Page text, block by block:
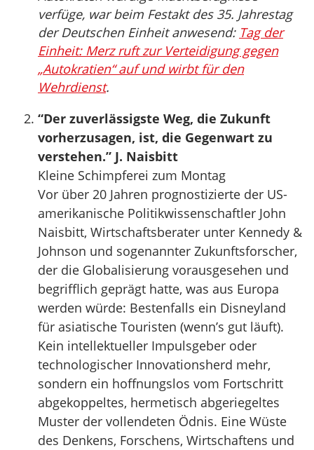
verfüge, war beim Festakt des 35. Jahrestag
der Deutschen Einheit anwesend: Tag der
Einheit: Merz ruft zur Verteidigung gegen
„Autokratien“ auf und wirbt für den
Wehrdienst.
“Der zuverlässigste Weg, die Zukunft
vorherzusagen, ist, die Gegenwart zu
verstehen.” J. Naisbitt
Kleine Schimpferei zum Montag
Vor über 20 Jahren prognostizierte der US-
amerikanische Politikwissenschaftler John
Naisbitt, Wirtschaftsberater unter Kennedy &
Johnson und sogenannter Zukunftsforscher,
der die Globalisierung vorausgesehen und
begrifflich geprägt hatte, was aus Europa
werden würde: Bestenfalls ein Disneyland
für asiatische Touristen (wenn’s gut läuft).
Kein intellektueller Impulsgeber oder
technologischer Innovationsherd mehr,
sondern ein hoffnungslos vom Fortschritt
abgekoppeltes, hermetisch abgeriegeltes
Muster der vollendeten Ödnis. Eine Wüste
des Denkens, Forschens, Wirtschaftens und